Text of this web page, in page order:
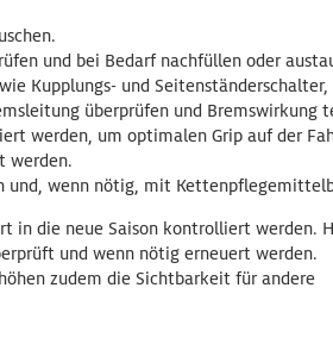
und bei Bedarf nachfüllen oder
Kupplungs- und Seitenständerschalter,
überprüfen und Bremswirkung
werden, um optimalen Grip auf der
werden.
und, wenn nötig, mit
in die neue Saison kontrolliert werden.
und wenn nötig erneuert werden.
zudem die Sichtbarkeit für andere